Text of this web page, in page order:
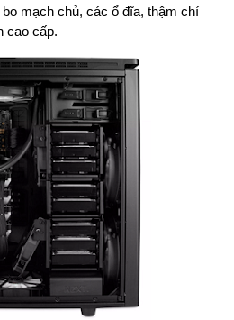
mạch chủ, các ổ đĩa, thậm chí
cao cấp.